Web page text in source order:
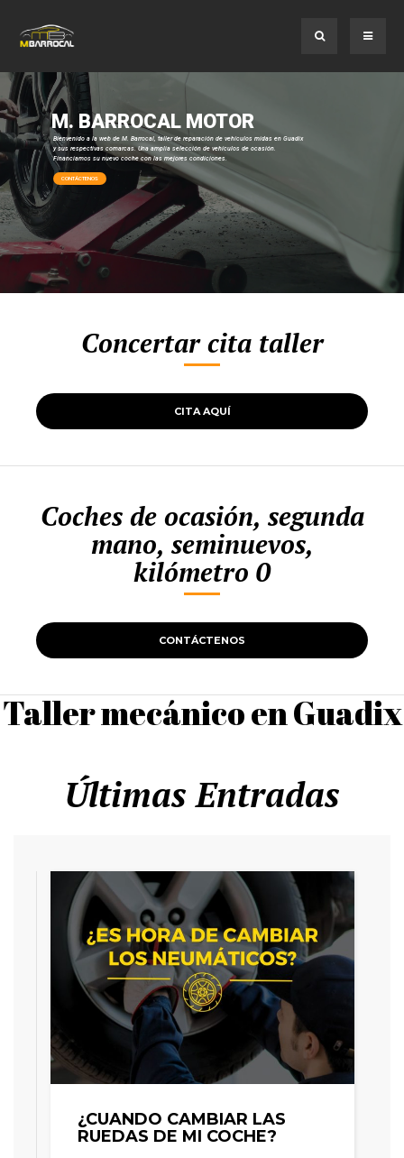
Bienvenido a la web de M. Barrocal, taller de reparación de vehículos midas en Guadix
y sus respectivas comarcas. Una amplia selección de vehículos de ocasión.
Financiamos su nuevo coche con las mejores condiciones.
M. BARROCAL MOTOR
CONTÁCTENOS
Concertar cita taller
CITA AQUÍ
Coches de ocasión, segunda
mano, seminuevos,
kilómetro 0
CONTÁCTENOS
Taller mecánico en Guadix
Últimas Entradas
¿CUANDO CAMBIAR LAS
RUEDAS DE MI COCHE?